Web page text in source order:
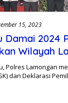
15, 2023
Damai 2024
Wilayah
Polres Lamongan
dan Deklarasi